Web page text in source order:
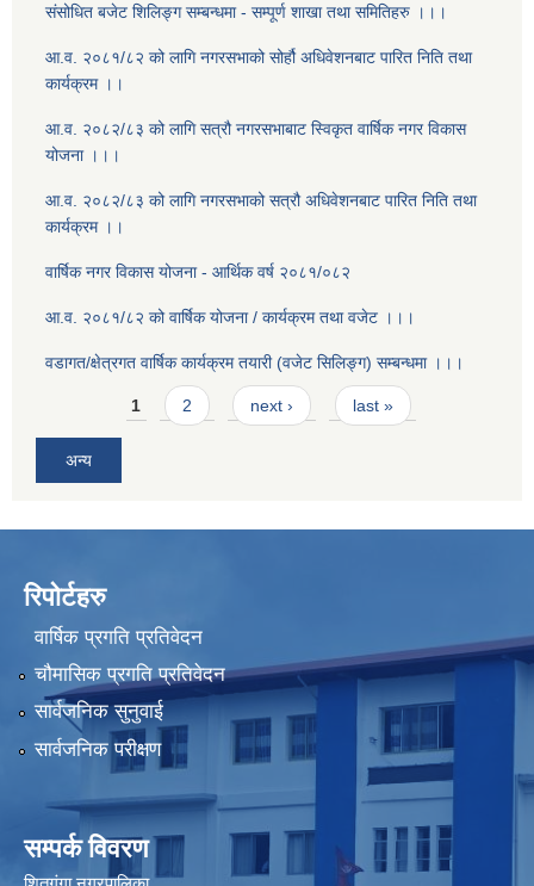
संसोधित बजेट शिलिङ्ग सम्बन्धमा - सम्पूर्ण शाखा तथा समितिहरु ।।।
आ.व. २०८१/८२ को लागि नगरसभाको सोर्हौ अधिवेशनबाट पारित निति तथा
कार्यक्रम ।।
आ.व. २०८२/८३ को लागि सत्रौ नगरसभाबाट स्विकृत वार्षिक नगर विकास
योजना ।।।
आ.व. २०८२/८३ को लागि नगरसभाको सत्रौ अधिवेशनबाट पारित निति तथा
कार्यक्रम ।।
वार्षिक नगर विकास योजना - आर्थिक वर्ष २०८१/०८२
आ.व. २०८१/८२ को वार्षिक योजना / कार्यक्रम तथा वजेट ।।।
वडागत/क्षेत्रगत वार्षिक कार्यक्रम तयारी (वजेट सिलिङ्ग) सम्बन्धमा ।।।
Pages1 2 next › last »
अन्य
रिपोर्टहरु
वार्षिक प्रगति प्रतिवेदन
चौमासिक प्रगति प्रतिवेदन
सार्वजनिक सुनुवाई
सार्वजनिक परीक्षण
सम्पर्क विवरण